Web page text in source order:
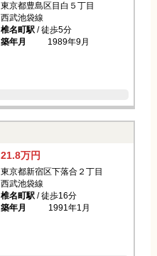
東京都豊島区目白５丁目
西武池袋線
椎名町駅/ 徒歩5分
築年月
1989年9月
21.8万円
東京都新宿区下落合２丁目
西武池袋線
椎名町駅/ 徒歩16分
築年月
1991年1月